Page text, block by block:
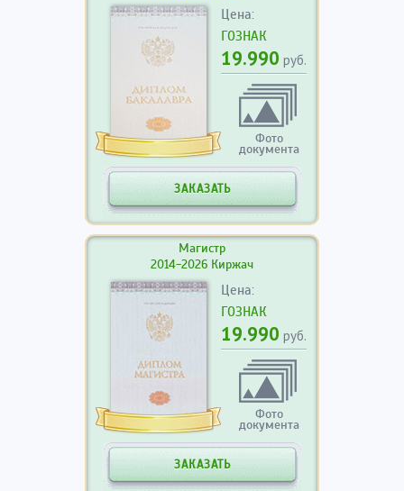
Цена:
ГОЗНАК
19.990 руб.
Фото
документа
ЗАКАЗАТЬ
Магистр
2014-2026 Киржач
Цена:
ГОЗНАК
19.990 руб.
Фото
документа
ЗАКАЗАТЬ